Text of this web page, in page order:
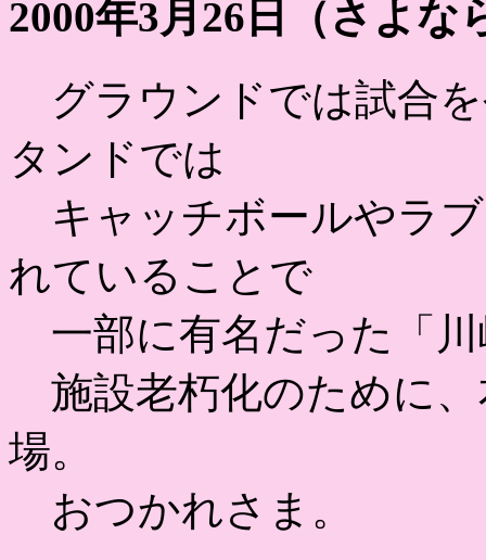
2000年3月26日（さよな
グラウンドでは試合
タンドでは
キャッチボールやラ
れていることで
一部に有名だった「
施設老朽化のために
場。
おつかれさま。